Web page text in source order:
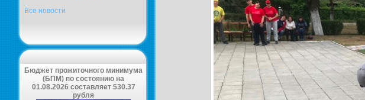
Все новости
Бюджет прожиточного минимума
(БПМ) по состоянию на
01.08.2026 составляет 530.37
рубля